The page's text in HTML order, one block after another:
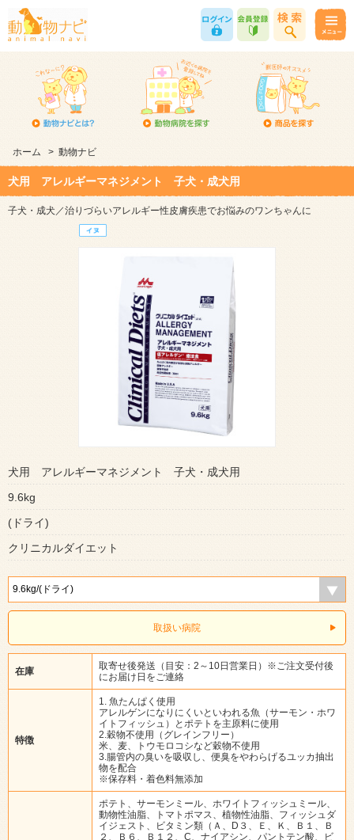
ホーム > 動物ナビ
犬用 アレルギーマネジメント 子犬・成犬用
子犬・成犬／治りづらいアレルギー性皮膚疾患でお悩みのワンちゃんに
犬用 アレルギーマネジメント 子犬・成犬用
9.6kg
(ドライ)
クリニカルダイエット
取扱い病院
在庫
取寄せ後発送（目安：2～10日営業日）※ご注文受付後
にお届け日をご連絡
特徴
1. 魚たんぱく使用
アレルゲンになりにくいといわれる魚（サーモン・ホワ
イトフィッシュ）とポテトを主原料に使用
2.穀物不使用（グレインフリー）
米、麦、トウモロコシなど穀物不使用
3.腸管内の臭いを吸収し、便臭をやわらげるユッカ抽出
物を配合
※保存料・着色料無添加
ポテト、サーモンミール、ホワイトフィッシュミール、
動物性油脂、トマトポマス、植物性油脂、フィッシュダ
イジェスト、ビタミン類（Ａ、D３、Ｅ、Ｋ、Ｂ１、Ｂ
２、Ｂ６、Ｂ１２、C、ナイアシン、パントテン酸、ビ